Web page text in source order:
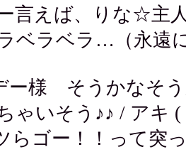
言えば、りな☆主
ベラベラ…（永遠
ー様 そうかなそう
ゃいそう♪♪ / アキ (
らゴー！！って突